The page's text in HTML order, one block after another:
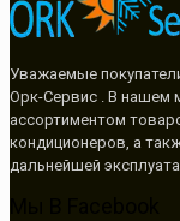
Уважаемые
Орк-Сервис . В нашем
ассортиментом
кондиционеров, а
дальнейшей